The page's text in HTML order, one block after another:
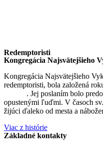
Redemptoristi
Kongregácia Najsvätejšieho
Kongregácia Najsvätejšieho
redemptoristi, bola založená
. Jej poslaním bolo
opustenými ľuďmi. V časoch
žijúci ďaleko od mesta a
Viac z histórie
Základné kontakty